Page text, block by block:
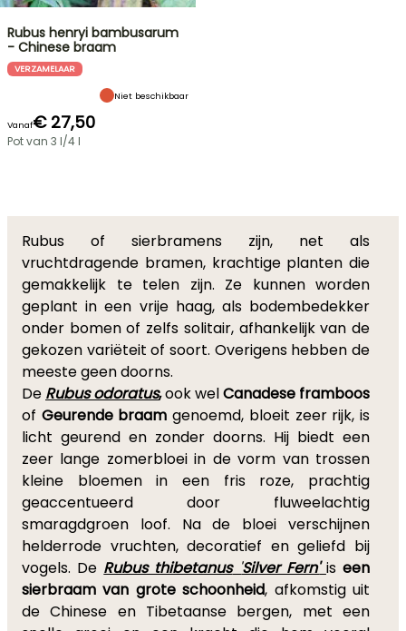
Rubus henryi bambusarum
- Chinese braam
VERZAMELAAR
Niet beschikbaar
Vanaf€ 27,50
Pot van 3 l/4 l
Rubus of sierbramens zijn, net als
vruchtdragende bramen, krachtige planten die
gemakkelijk te telen zijn. Ze kunnen worden
geplant in een vrije haag, als bodembedekker
onder bomen of zelfs solitair, afhankelijk van de
gekozen variëteit of soort. Overigens hebben de
meeste geen doorns.
De Rubus odoratus,ook welCanadese framboos
of Geurende braamgenoemd, bloeit zeer rijk, is
licht geurend en zonder doorns. Hij biedt een
zeer lange zomerbloei in de vorm van trossen
kleine bloemen in een fris roze, prachtig
geaccentueerd door fluweelachtig
smaragdgroen loof. Na de bloei verschijnen
helderrode vruchten, decoratief en geliefd bij
vogels. De Rubus thibetanus' Silver Fern' iseen
sierbraamvan grote schoonheid, afkomstig uit
de Chinese en Tibetaanse bergen, met een